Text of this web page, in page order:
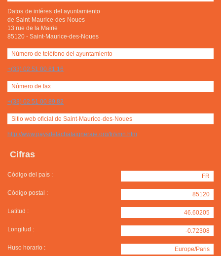
Datos de intéres del ayuntamiento
de Saint-Maurice-des-Noues
13 rue de la Mairie
85120 - Saint-Maurice-des-Noues
Número de teléfono del ayuntamiento
+(33) 02 51 00 81 16
Número de fax
+(33) 02 51 00 89 82
Sitio web oficial de Saint-Maurice-des-Noues
http://www.paysdelachataigneraie.org/fr/smn.htm
Cifras
Código del país : FR
Código postal : 85120
Latitud : 46.60205
Longitud : -0.72308
Huso horario : Europe/Paris